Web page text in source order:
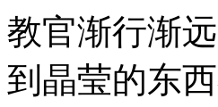
教官渐行渐
到晶莹的东